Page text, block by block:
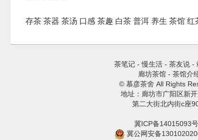
存茶 茶器 茶汤 口感 茶趣 白茶 普洱 养生 茶馆 红
茶笔记 -慢生活 -茶友说 -
廊坊茶馆 -茶馆介
© 慕彦茶舍 All Rights
地址：廊坊市广阳区新
第二大街北内街c座
冀ICP备14015093
冀公网安备